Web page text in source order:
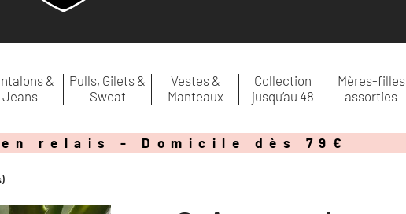
&
Jeans
Pulls, Gilets &
Sweat
Vestes &
Manteaux
Collection
jusqu’au 48
Mères-filles
assorties
relais - Domicile dès 79€